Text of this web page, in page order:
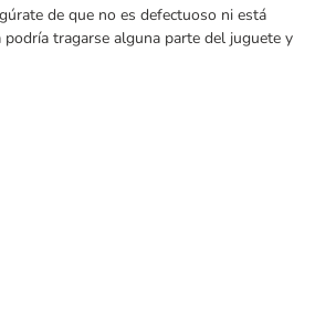
de que no es defectuoso ni está
tragarse alguna parte del juguete y